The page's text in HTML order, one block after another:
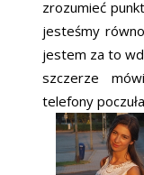
zrozumieć
jesteśmy
jestem za to
szczerze
telefony